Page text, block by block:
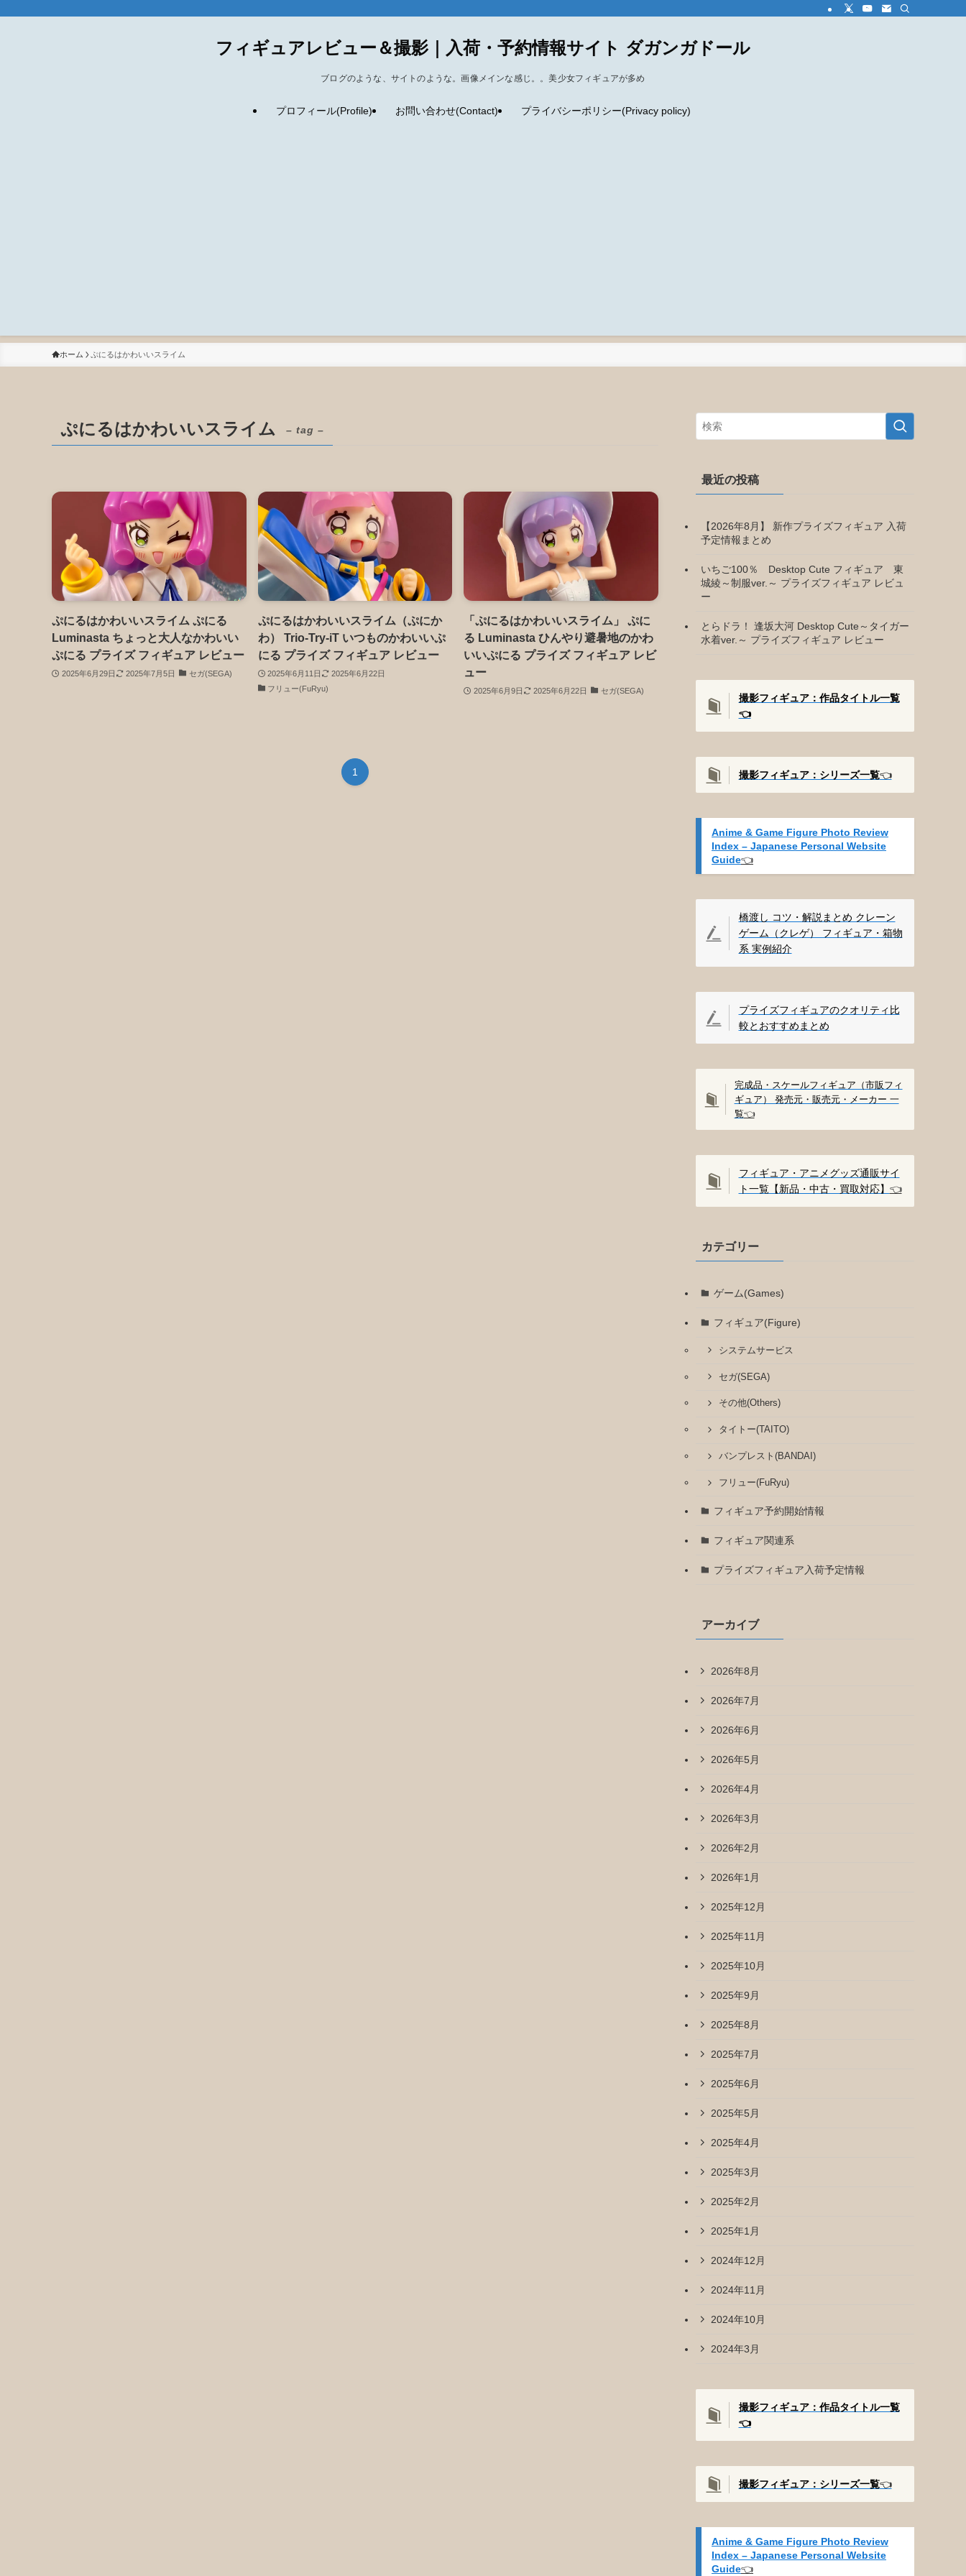
フィギュアレビュー＆撮影｜入荷・予約情報サイト ダガンガドール
ブログのような、サイトのような。画像メインな感じ。。美少女フィギュアが多め
プロフィール(Profile) お問い合わせ(Contact) プライバシーポリシー(Privacy policy)
ホーム ぷにるはかわいいスライム
ぷにるはかわいいスライム – tag –
ぷにるはかわいいスライム ぷにる
Luminasta ちょっと大人なかわいい
ぷにる プライズ フィギュア レビュー
2025年6月29日 2025年7月5日 セガ(SEGA)
ぷにるはかわいいスライム（ぷにか
わ） Trio-Try-iT いつものかわいいぷ
にる プライズ フィギュア レビュー
2025年6月11日
2025年6月22日
フリュー(FuRyu)
「ぷにるはかわいいスライム」 ぷに
る Luminasta ひんやり避暑地のかわ
いいぷにる プライズ フィギュア レビ
ュー
2025年6月9日 2025年6月22日 セガ(SEGA)
1
最近の投稿
【2026年8月】 新作プライズフィギュア 入荷
予定情報まとめ
いちご100％ Desktop Cute フィギュア 東
城綾～制服ver.～ プライズフィギュア レビュ
ー
とらドラ！ 逢坂大河 Desktop Cute～タイガー
水着ver.～ プライズフィギュア レビュー
撮影フィギュア：作品タイトル一覧
👈️
撮影フィギュア：シリーズ一覧👈️
Anime & Game Figure Photo Review
Index – Japanese Personal Website
Guide👈️
橋渡し コツ・解説まとめ クレーン
ゲーム（クレゲ） フィギュア・箱物
系 実例紹介
プライズフィギュアのクオリティ比
較とおすすめまとめ
完成品・スケールフィギュア（市販フィ
ギュア） 発売元・販売元・メーカー 一
覧👈️
フィギュア・アニメグッズ通販サイ
ト一覧【新品・中古・買取対応】 👈️
カテゴリー
ゲーム(Games)
フィギュア(Figure)
システムサービス
セガ(SEGA)
その他(Others)
タイトー(TAITO)
バンプレスト(BANDAI)
フリュー(FuRyu)
フィギュア予約開始情報
フィギュア関連系
プライズフィギュア入荷予定情報
アーカイブ
2026年8月
2026年7月
2026年6月
2026年5月
2026年4月
2026年3月
2026年2月
2026年1月
2025年12月
2025年11月
2025年10月
2025年9月
2025年8月
2025年7月
2025年6月
2025年5月
2025年4月
2025年3月
2025年2月
2025年1月
2024年12月
2024年11月
2024年10月
2024年3月
撮影フィギュア：作品タイトル一覧
👈️
撮影フィギュア：シリーズ一覧👈️
Anime & Game Figure Photo Review
Index – Japanese Personal Website
Guide👈️